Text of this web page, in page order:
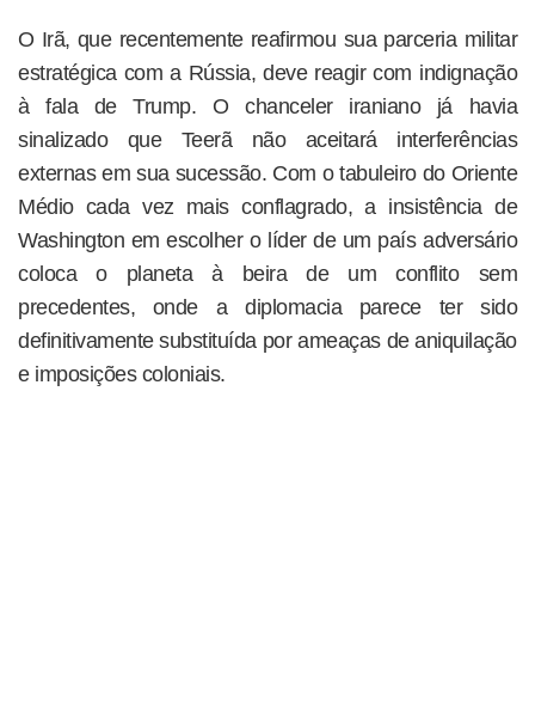
O Irã, que recentemente reafirmou sua parceria militar
estratégica com a Rússia, deve reagir com indignação
à fala de Trump. O chanceler iraniano já havia
sinalizado que Teerã não aceitará interferências
externas em sua sucessão. Com o tabuleiro do Oriente
Médio cada vez mais conflagrado, a insistência de
Washington em escolher o líder de um país adversário
coloca o planeta à beira de um conflito sem
precedentes, onde a diplomacia parece ter sido
definitivamente substituída por ameaças de aniquilação
e imposições coloniais.